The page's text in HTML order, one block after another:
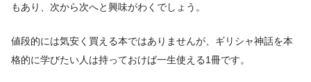
もあり、次から次へと興味がわくでしょう。
値段的には気安く買える本ではありませんが、ギリシャ神話を本
格的に学びたい人は持っておけば一生使える1冊です。